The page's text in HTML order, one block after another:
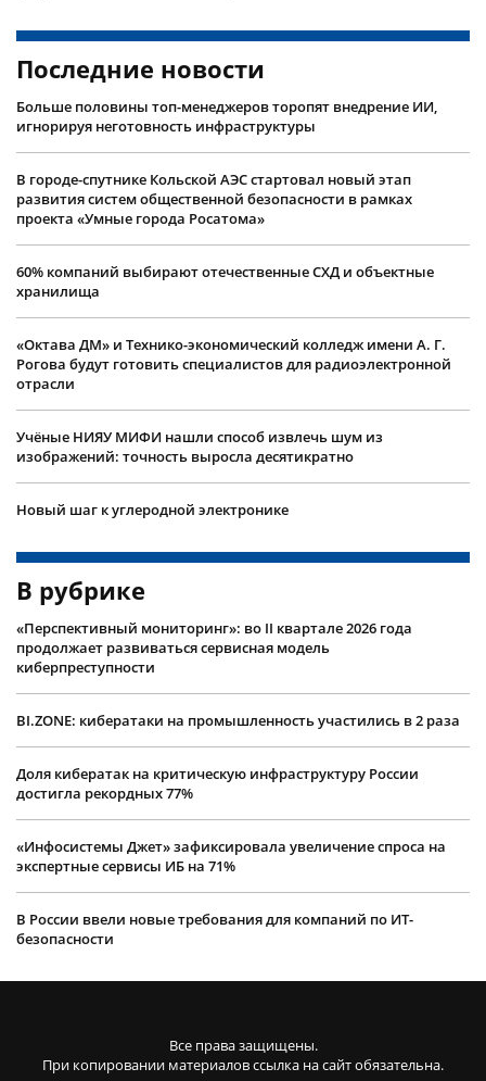
Последние новости
Больше половины топ-менеджеров торопят внедрение ИИ,
игнорируя неготовность инфраструктуры
В городе-спутнике Кольской АЭС стартовал новый этап
развития систем общественной безопасности в рамках
проекта «Умные города Росатома»
60% компаний выбирают отечественные СХД и объектные
хранилища
«Октава ДМ» и Технико-экономический колледж имени А. Г.
Рогова будут готовить специалистов для радиоэлектронной
отрасли
Учëные НИЯУ МИФИ нашли способ извлечь шум из
изображений: точность выросла десятикратно
Новый шаг к углеродной электронике
В рубрике
«Перспективный мониторинг»: во II квартале 2026 года
продолжает развиваться сервисная модель
киберпреступности
BI.ZONE: кибератаки на промышленность участились в 2 раза
Доля кибератак на критическую инфраструктуру России
достигла рекордных 77%
«Инфосистемы Джет» зафиксировала увеличение спроса на
экспертные сервисы ИБ на 71%
В России ввели новые требования для компаний по ИТ-
безопасности
Все права защищены.
При копировании материалов ссылка на сайт обязательна.